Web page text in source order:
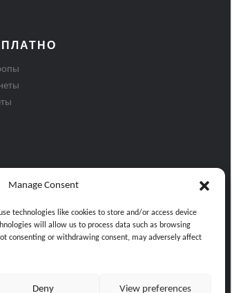
Manage Consent
technologies like cookies to store and/or access device
will allow us to process data such as browsing
consenting or withdrawing consent, may adversely affect
Deny View preferences